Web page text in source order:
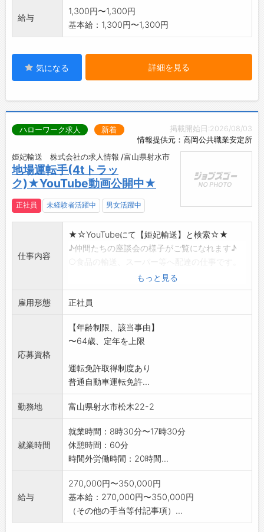
給与
1,300円〜1,300円
基本給：1,300円〜1,300円
気になる 詳細を見る
掲載開始日:2026/08/03
情報提供元：高岡公共職業安定所
ハローワーク求人 新着
姫妃輸送 株式会社の求人情報 /富山県射水市
地場運転手(4tトラッ
ク)★YouTube動画公開中★
正社員 未経験者活躍中 男女活躍中
仕事内容
★☆YouTubeにて【姫妃輸送】と検索☆★
♪仲間たちの座談会の様子がご覧になれます♪
*青果・鮮魚のルート配送
*早朝・日中・夜間に県内・石川への配送
*安全運航には無事故手当あり
・変更範囲:変更なし
もっと見る
雇用形態 正社員
応募資格
【年齢制限、該当事由】
〜64歳、定年を上限
運転免許取得制度あり
普通自動車運転免許...
勤務地 富山県射水市松木22-2
就業時間
就業時間：8時30分〜17時30分
休憩時間：60分
時間外労働時間：20時間...
給与
270,000円〜350,000円
基本給：270,000円〜350,000円
（その他の手当等付記事項）...